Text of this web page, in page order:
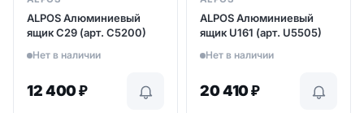
ALPOS Aлюминиевый
ящик C29 (арт. C5200)
Нет в наличии
12 400₽
ALPOS Aлюминиевый
ящик U161 (арт. U5505)
Нет в наличии
20 410₽